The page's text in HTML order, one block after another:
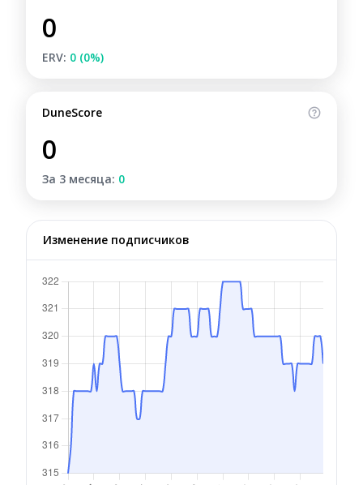
0
ERV: 0 (0%)
DuneScore
0
За 3 месяца: 0
Изменение подписчиков